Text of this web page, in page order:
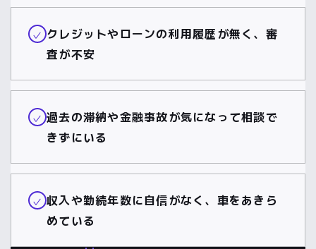
✓ クレジットやローンの利用履歴が無く、審
査が不安
✓ 過去の滞納や金融事故が気になって相談で
きずにいる
✓ 収入や勤続年数に自信がなく、車をあきら
めている